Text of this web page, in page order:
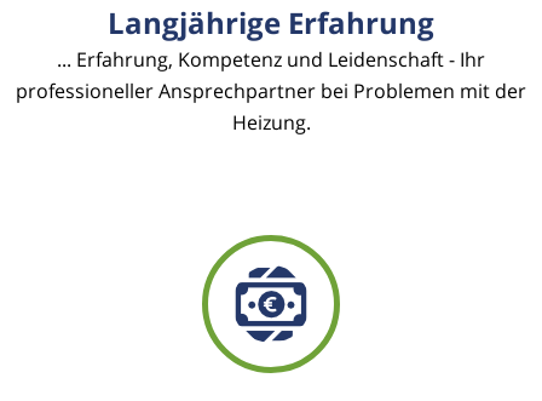
Langjährige Erfahrung
... Erfahrung, Kompetenz und Leidenschaft - Ihr
professioneller Ansprechpartner bei Problemen mit der
Heizung.